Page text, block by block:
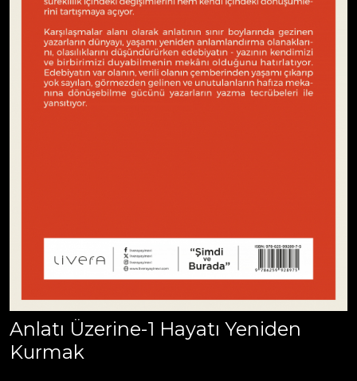
Anlatı Üzerine-1 Hayatı Yeniden
Kurmak